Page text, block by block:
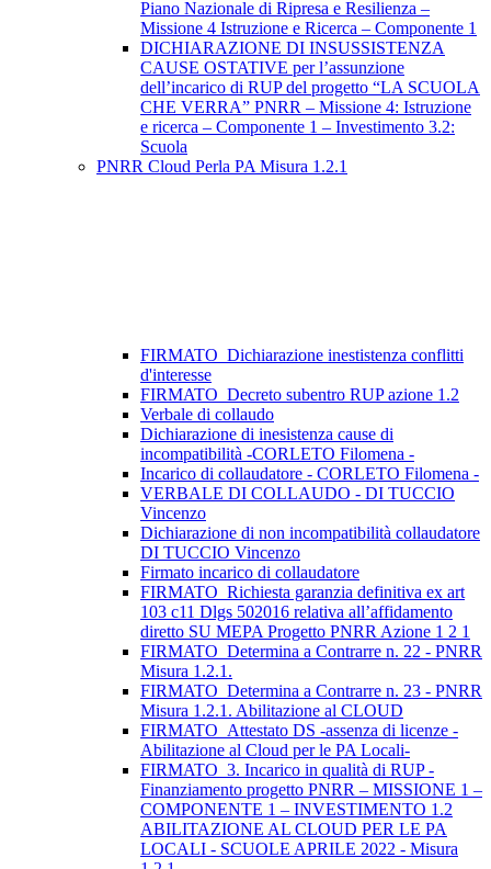
Piano Nazionale di Ripresa e Resilienza –
Missione 4 Istruzione e Ricerca – Componente 1
DICHIARAZIONE DI INSUSSISTENZA
CAUSE OSTATIVE per l’assunzione
dell’incarico di RUP del progetto “LA SCUOLA
CHE VERRA” PNRR – Missione 4: Istruzione
e ricerca – Componente 1 – Investimento 3.2:
Scuola
PNRR Cloud Perla PA Misura 1.2.1
FIRMATO_Dichiarazione inestistenza conflitti
d'interesse
FIRMATO_Decreto subentro RUP azione 1.2
Verbale di collaudo
Dichiarazione di inesistenza cause di
incompatibilità -CORLETO Filomena -
Incarico di collaudatore - CORLETO Filomena -
VERBALE DI COLLAUDO - DI TUCCIO
Vincenzo
Dichiarazione di non incompatibilità collaudatore
DI TUCCIO Vincenzo
Firmato incarico di collaudatore
FIRMATO_Richiesta garanzia definitiva ex art
103 c11 Dlgs 502016 relativa all’affidamento
diretto SU MEPA Progetto PNRR Azione 1 2 1
FIRMATO_Determina a Contrarre n. 22 - PNRR
Misura 1.2.1.
FIRMATO_Determina a Contrarre n. 23 - PNRR
Misura 1.2.1. Abilitazione al CLOUD
FIRMATO_Attestato DS -assenza di licenze -
Abilitazione al Cloud per le PA Locali-
FIRMATO_3. Incarico in qualità di RUP -
Finanziamento progetto PNRR – MISSIONE 1 –
COMPONENTE 1 – INVESTIMENTO 1.2
ABILITAZIONE AL CLOUD PER LE PA
LOCALI - SCUOLE APRILE 2022 - Misura